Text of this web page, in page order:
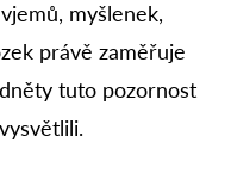
myšlenek,
právě zaměřuje
tuto pozornost